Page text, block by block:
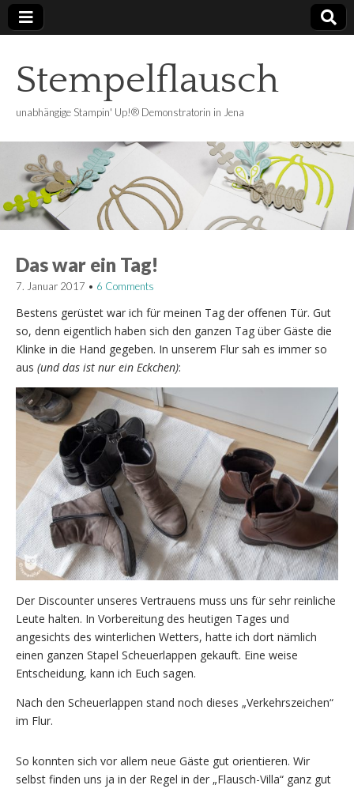
Stempelflausch
unabhängige Stampin' Up!® Demonstratorin in Jena
Das war ein Tag!
7. Januar 2017 • 6 Comments
Bestens gerüstet war ich für meinen Tag der offenen Tür. Gut
so, denn eigentlich haben sich den ganzen Tag über Gäste die
Klinke in die Hand gegeben. In unserem Flur sah es immer so
aus (und das ist nur ein Eckchen):
Der Discounter unseres Vertrauens muss uns für sehr reinliche
Leute halten. In Vorbereitung des heutigen Tages und
angesichts des winterlichen Wetters, hatte ich dort nämlich
einen ganzen Stapel Scheuerlappen gekauft. Eine weise
Entscheidung, kann ich Euch sagen.
Nach den Scheuerlappen stand noch dieses „Verkehrszeichen“
im Flur.
So konnten sich vor allem neue Gäste gut orientieren. Wir
selbst finden uns ja in der Regel in der „Flausch-Villa“ ganz gut